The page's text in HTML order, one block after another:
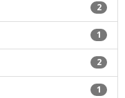
2
1
2
1